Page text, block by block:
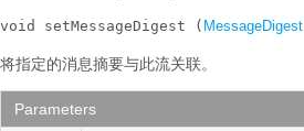
void setMessageDigest ( MessageDigest
将指定的消息摘要与此流关联。
Parameters